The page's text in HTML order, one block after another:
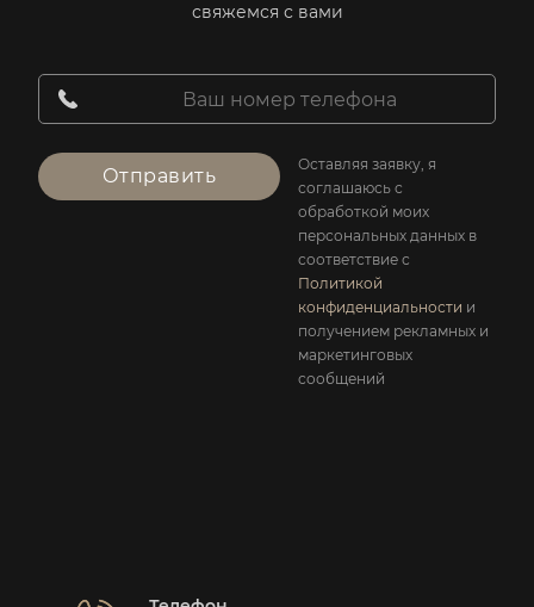
свяжемся с вами
Отправить
Оставляя заявку, я
соглашаюсь с
обработкой моих
персональных данных в
соответствие с
Политикой
конфиденциальности и
получением рекламных и
маркетинговых
сообщений